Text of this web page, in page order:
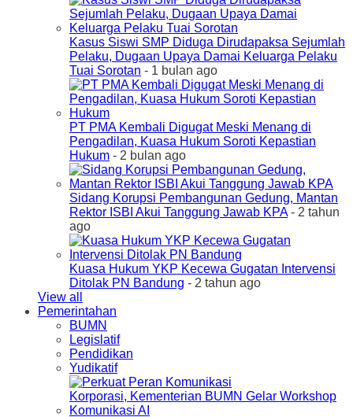
Kasus Siswi SMP Diduga Dirudapaksa Sejumlah
Pelaku, Dugaan Upaya Damai Keluarga Pelaku
Tuai Sorotan - 1 bulan ago
PT PMA Kembali Digugat Meski Menang di
Pengadilan, Kuasa Hukum Soroti Kepastian
Hukum - 2 bulan ago
Sidang Korupsi Pembangunan Gedung, Mantan
Rektor ISBI Akui Tanggung Jawab KPA- 2 tahun
ago
Kuasa Hukum YKP Kecewa Gugatan Intervensi
Ditolak PN Bandung - 2 tahun ago
View all
Pemerintahan
BUMN
Legislatif
Pendidikan
Yudikatif